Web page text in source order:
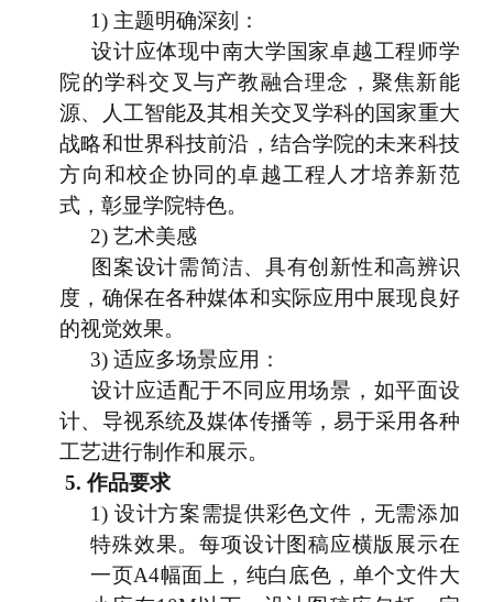
1) 主题明确深刻：
设计应体现中南大学国家卓越工程师学
院的学科交叉与产教融合理念，聚焦新能
源、人工智能及其相关交叉学科的国家重大
战略和世界科技前沿，结合学院的未来科技
方向和校企协同的卓越工程人才培养新范
式，彰显学院特色。
2)艺术美感
图案设计需简洁、具有创新性和高辨识
度，确保在各种媒体和实际应用中展现良好
的视觉效果。
3)适应多场景应用：
设计应适配于不同应用场景，如平面设
计、导视系统及媒体传播等，易于采用各种
工艺进行制作和展示。
5.作品要求
1) 设计方案需提供彩色文件，无需添加
特殊效果。每项设计图稿应横版展示在
一页A4幅面上，纯白底色，单个文件大